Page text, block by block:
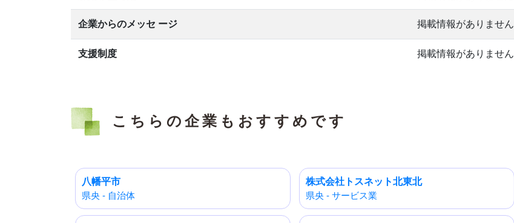
企業からのメッセ ージ 掲載情報がありません
支援制度 掲載情報がありません
こちらの企業もおすすめです
八幡平市
県央 - 自治体
株式会社トスネット北東北
県央 - サービス業